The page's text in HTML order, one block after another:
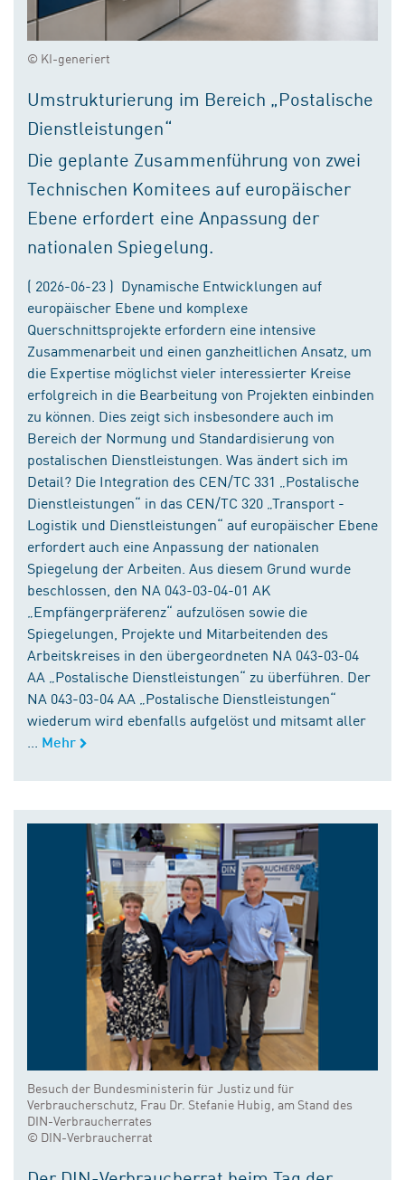
© KI-generiert
Umstrukturierung im Bereich „Postalische
Dienstleistungen“
Die geplante Zusammenführung von zwei
Technischen Komitees auf europäischer
Ebene erfordert eine Anpassung der
nationalen Spiegelung.
( 2026-06-23 ) Dynamische Entwicklungen auf
europäischer Ebene und komplexe
Querschnittsprojekte erfordern eine intensive
Zusammenarbeit und einen ganzheitlichen Ansatz, um
die Expertise möglichst vieler interessierter Kreise
erfolgreich in die Bearbeitung von Projekten einbinden
zu können. Dies zeigt sich insbesondere auch im
Bereich der Normung und Standardisierung von
postalischen Dienstleistungen. Was ändert sich im
Detail? Die Integration des CEN/TC 331 „Postalische
Dienstleistungen“ in das CEN/TC 320 „Transport -
Logistik und Dienstleistungen“ auf europäischer Ebene
erfordert auch eine Anpassung der nationalen
Spiegelung der Arbeiten. Aus diesem Grund wurde
beschlossen, den NA 043-03-04-01 AK
„Empfängerpräferenz“ aufzulösen sowie die
Spiegelungen, Projekte und Mitarbeitenden des
Arbeitskreises in den übergeordneten NA 043-03-04
AA „Postalische Dienstleistungen“ zu überführen. Der
NA 043-03-04 AA „Postalische Dienstleistungen“
wiederum wird ebenfalls aufgelöst und mitsamt aller
Mehr
Besuch der Bundesministerin für Justiz und für
Verbraucherschutz, Frau Dr. Stefanie Hubig, am Stand des
DIN-Verbraucherrates
© DIN-Verbraucherrat